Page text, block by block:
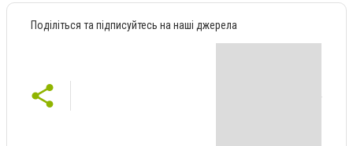
Поділіться та підписуйтесь на наші джерела